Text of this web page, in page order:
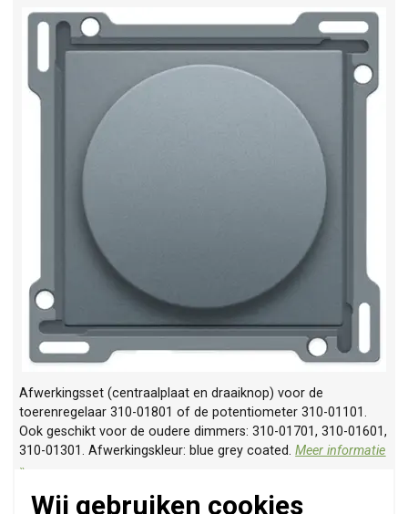
Wij gebruiken cookies
Afwerkingsset (centraalplaat en draaiknop) voor de
toerenregelaar 310-01801 of de potentiometer 310-01101.
Ook geschikt voor de oudere dimmers: 310-01701, 310-01601,
310-01301. Afwerkingskleur: blue grey coated.Meer informatie
»
Verwachte levertijd:1-2 weken